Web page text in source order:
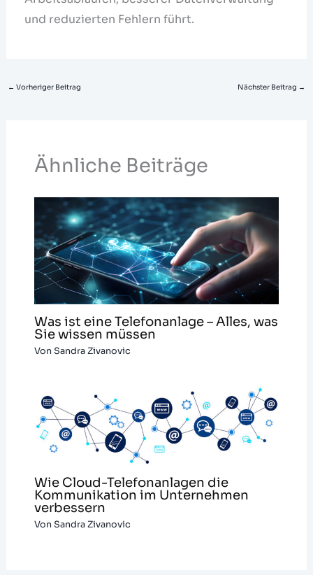
und reduzierten Fehlern führt.
← Vorheriger Beitrag Nächster Beitrag →
Ähnliche Beiträge
Was ist eine Telefonanlage – Alles, was
Sie wissen müssen
Von Sandra Zivanovic
Wie Cloud-Telefonanlagen die
Kommunikation im Unternehmen
verbessern
Von Sandra Zivanovic